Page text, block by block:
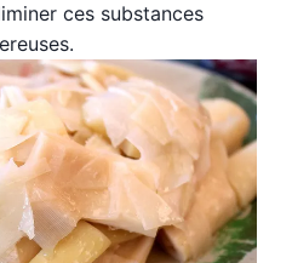
ces substances